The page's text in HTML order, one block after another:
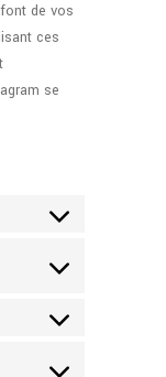
de vos
ces
se
Consent
service
Consent
service
Consent